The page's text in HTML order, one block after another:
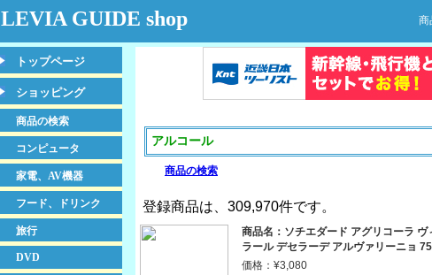
LEVIA GUIDE shop 商
トップページ
ショッピング
商品の検索
コンピュータ
家電、AV機器
フード、ドリンク
旅行
DVD
アルコール
商品の検索
登録商品は、309,970件です。
商品名：ソチエダード アグリコーラ
ラール デセラーデ アルヴァリーニョ
価格：¥3,080